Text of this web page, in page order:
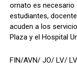
ornato es necesario
estudiantes,
acuden a los
Plaza y el Hospital
FIN/AVN/ JO/ LV/